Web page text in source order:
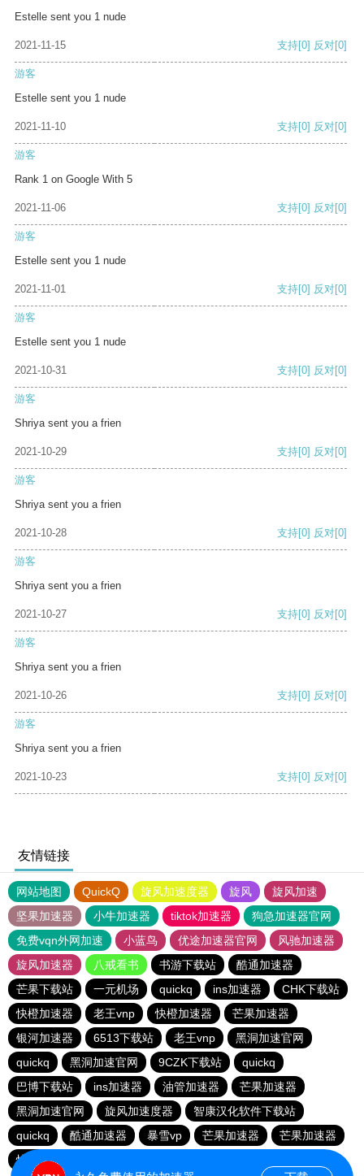
Estelle sent you 1 nude
2021-11-15 支持[0] 反对[0]
游客
Estelle sent you 1 nude
2021-11-10 支持[0] 反对[0]
游客
Rank 1 on Google With 5
2021-11-06 支持[0] 反对[0]
游客
Estelle sent you 1 nude
2021-11-01 支持[0] 反对[0]
游客
Estelle sent you 1 nude
2021-10-31 支持[0] 反对[0]
游客
Shriya sent you a frien
2021-10-29 支持[0] 反对[0]
游客
Shriya sent you a frien
2021-10-28 支持[0] 反对[0]
游客
Shriya sent you a frien
2021-10-27 支持[0] 反对[0]
游客
Shriya sent you a frien
2021-10-26 支持[0] 反对[0]
游客
Shriya sent you a frien
2021-10-23 支持[0] 反对[0]
友情链接
网站地图 QuickQ 旋风加速度器 旋风
旋风加速
坚果加速器
小牛加速器 tiktok加速器
狗急加速器官网
免费vqn外网加速
小蓝鸟 优途加速器官网
风驰加速器
旋风加速器
八戒看书 书游下载站
酷通加速器
芒果下载站
一元机场 quickq ins加速器
CHK下载站
快橙加速器
老王vnp 快橙加速器
芒果加速器
银河加速器
6513下载站 老王vnp
黑洞加速官网
quickq
黑洞加速官网 9CZK下载站
quickq
巴博下载站
ins加速器 油管加速器
芒果加速器
黑洞加速官网
旋风加速度器
智康汉化软件下载站
quickq
酷通加速器 暴雪vp 芒果加速器
芒果加速器
快橙加速器